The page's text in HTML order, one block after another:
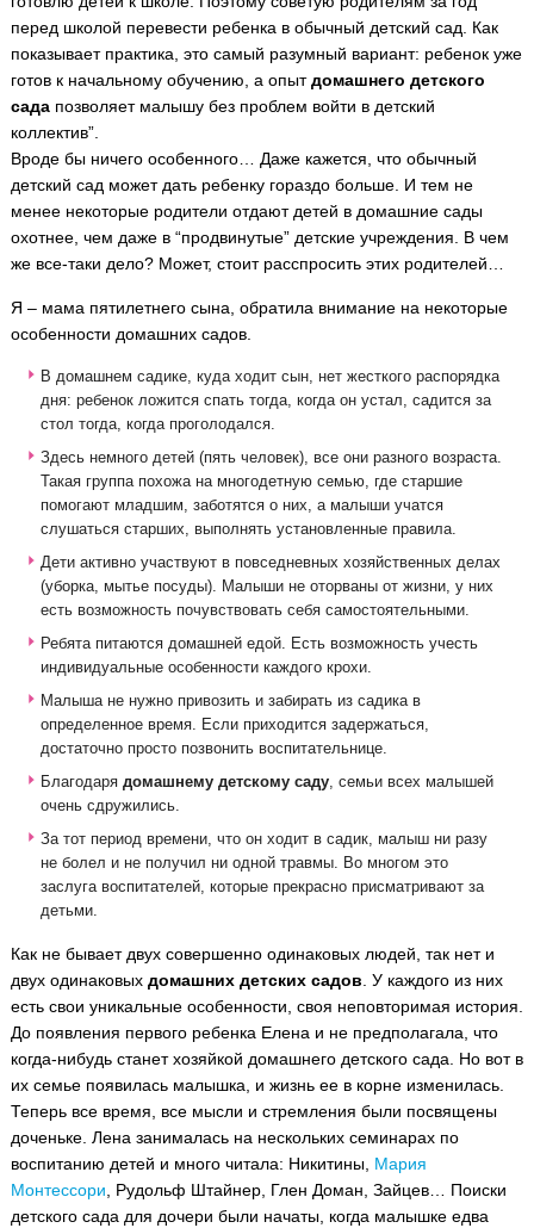
перед школой перевести ребенка в обычный детский сад. Как
показывает практика, это самый разумный вариант: ребенок уже
готов к начальному обучению, а опытдомашнего детского
садапозволяет малышу без проблем войти в детский
коллектив”.
Вроде бы ничего особенного… Даже кажется, что обычный
детский сад может дать ребенку гораздо больше. И тем не
менее некоторые родители отдают детей в домашние сады
охотнее, чем даже в “продвинутые” детские учреждения. В чем
же все-таки дело? Может, стоит расспросить этих родителей…
Я – мама пятилетнего сына, обратила внимание на некоторые
особенности домашних садов.
В домашнем садике, куда ходит сын, нет жесткого распорядка
дня: ребенок ложится спать тогда, когда он устал, садится за
стол тогда, когда проголодался.
Здесь немного детей (пять человек), все они разного возраста.
Такая группа похожа на многодетную семью, где старшие
помогают младшим, заботятся о них, а малыши учатся
слушаться старших, выполнять установленные правила.
Дети активно участвуют в повседневных хозяйственных делах
(уборка, мытье посуды). Малыши не оторваны от жизни, у них
есть возможность почувствовать себя самостоятельными.
Ребята питаются домашней едой. Есть возможность учесть
индивидуальные особенности каждого крохи.
Малыша не нужно привозить и забирать из садика в
определенное время. Если приходится задержаться,
достаточно просто позвонить воспитательнице.
Благодаря домашнему детскому саду, семьи всех малышей
очень сдружились.
За тот период времени, что он ходит в садик, малыш ни разу
не болел и не получил ни одной травмы. Во многом это
заслуга воспитателей, которые прекрасно присматривают за
детьми.
Как не бывает двух совершенно одинаковых людей, так нет и
двух одинаковых домашних детских садов . У каждого из них
есть свои уникальные особенности, своя неповторимая история.
До появления первого ребенка Елена и не предполагала, что
когда-нибудь станет хозяйкой домашнего детского сада. Но вот в
их семье появилась малышка, и жизнь ее в корне изменилась.
Теперь все время, все мысли и стремления были посвящены
доченьке. Лена занималась на нескольких семинарах по
воспитанию детей и много читала: Никитины, Мария
Монтессори , Рудольф Штайнер, Глен Доман, Зайцев… Поиски
детского сада для дочери были начаты, когда малышке едва